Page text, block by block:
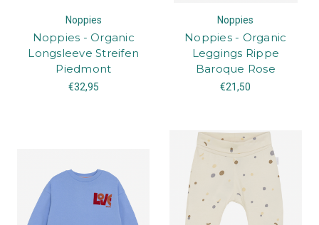
Noppies
Noppies - Organic
Longsleeve Streifen
Piedmont
€32,95
Noppies
Noppies - Organic
Leggings Rippe
Baroque Rose
€21,50